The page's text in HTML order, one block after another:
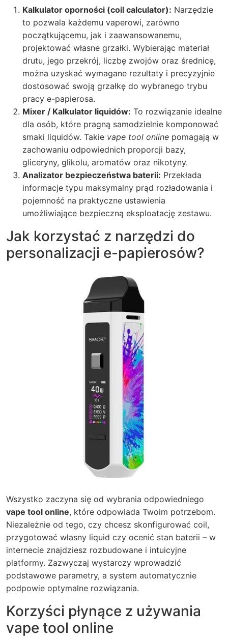
Kalkulator oporności (coil calculator): Narzędzie
to pozwala każdemu vaperowi, zarówno
początkującemu, jak i zaawansowanemu,
projektować własne grzałki. Wybierając materiał
drutu, jego przekrój, liczbę zwojów oraz średnicę,
można uzyskać wymagane rezultaty i precyzyjnie
dostosować swoją grzałkę do wybranego trybu
pracy e-papierosa.
Mixer / Kalkulator liquidów: To rozwiązanie idealne
dla osób, które pragną samodzielnie komponować
smaki liquidów. Takie vape tool online pomagają w
zachowaniu odpowiednich proporcji bazy,
gliceryny, glikolu, aromatów oraz nikotyny.
Analizator bezpieczeństwa baterii: Przekłada
informacje typu maksymalny prąd rozładowania i
pojemność na praktyczne ustawienia
umożliwiające bezpieczną eksploatację zestawu.
Jak korzystać z narzędzi do
personalizacji e-papierosów?
Wszystko zaczyna się od wybrania odpowiedniego
vape tool online, które odpowiada Twoim potrzebom.
Niezależnie od tego, czy chcesz skonfigurować coil,
przygotować własny liquid czy ocenić stan baterii – w
internecie znajdziesz rozbudowane i intuicyjne
platformy. Zazwyczaj wystarczy wprowadzić
podstawowe parametry, a system automatycznie
podpowie optymalne rozwiązania.
Korzyści płynące z używania
vape tool online